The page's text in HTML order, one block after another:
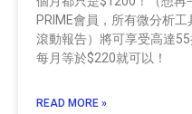
PRIME會員，所有微分析
滾動報告）將可享受高達
每月等於$220就可以！
READ MORE »